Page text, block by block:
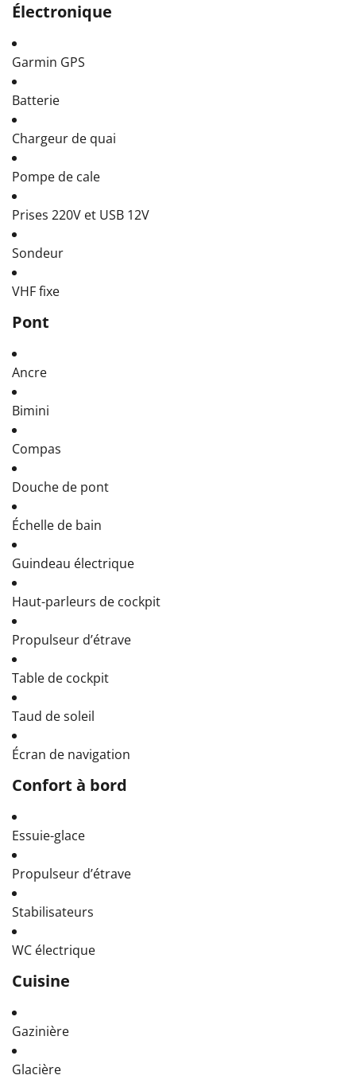
Électronique
Garmin GPS
Batterie
Chargeur de quai
Pompe de cale
Prises 220V et USB 12V
Sondeur
VHF fixe
Pont
Ancre
Bimini
Compas
Douche de pont
Échelle de bain
Guindeau électrique
Haut-parleurs de cockpit
Propulseur d’étrave
Table de cockpit
Taud de soleil
Écran de navigation
Confort à bord
Essuie-glace
Propulseur d’étrave
Stabilisateurs
WC électrique
Cuisine
Gazinière
Glacière